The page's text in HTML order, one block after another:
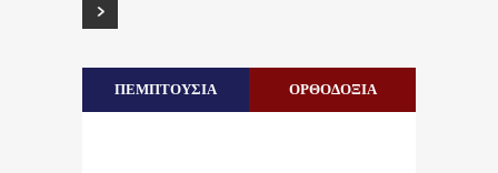
ΠΕΜΠΤΟΥΣΙΑ ΟΡΘΟΔΟΞΙΑ